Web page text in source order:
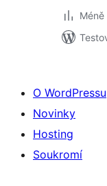
O WordPressu
Novinky
Hosting
Soukromí